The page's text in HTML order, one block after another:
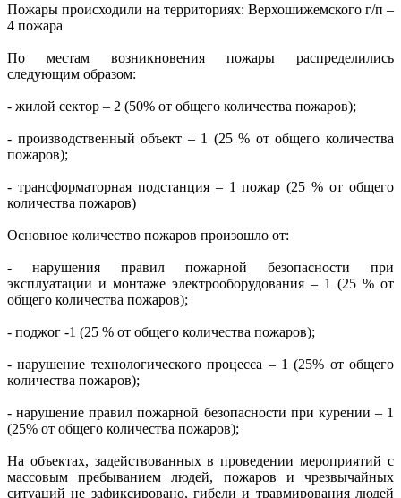
Пожары происходили на территориях: Верхошижемского г/п –
4 пожара
По местам возникновения пожары распределились
следующим образом:
- жилой сектор – 2 (50% от общего количества пожаров);
- производственный объект – 1 (25 % от общего количества
пожаров);
- трансформаторная подстанция – 1 пожар (25 % от общего
количества пожаров)
Основное количество пожаров произошло от:
- нарушения правил пожарной безопасности при
эксплуатации и монтаже электрооборудования – 1 (25 % от
общего количества пожаров);
- поджог -1 (25 % от общего количества пожаров);
- нарушение технологического процесса – 1 (25% от общего
количества пожаров);
- нарушение правил пожарной безопасности при курении – 1
(25% от общего количества пожаров);
На объектах, задействованных в проведении мероприятий с
массовым пребыванием людей, пожаров и чрезвычайных
ситуаций не зафиксировано, гибели и травмирования людей